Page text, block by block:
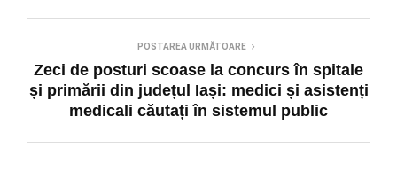
POSTAREA URMĂTOARE
Zeci de posturi scoase la concurs în spitale
și primării din județul Iași: medici și asistenți
medicali căutați în sistemul public